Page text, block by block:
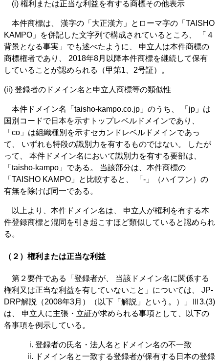
(i) 権利または正当な利益を有する商標その他表示
本件商標は、 漢字の「大正漢方」とローマ字の「TAISHO
KAMPO」を併記した文字列で構成されているところ、 「４
背景となる事実」でも述べたように、 申立人は本件商標の
商標権者であり、 2018年8月以降本件商標を継続して保有
していることが認められる（甲第1、2号証）。
(ii) 登録者のドメイン名と申立人商標等の類似性
本件ドメイン名「taisho-kampo.co.jp」のうち、 「jp」は
国別コードで日本を示すトップレベルドメインであり、
「co」は組織種別を示すセカンドレベルドメインであっ
て、 いずれも特段の識別力を有するものではない。 したが
って、 本件ドメイン名において識別力を有する要部は、
「taisho-kampo」である。 当該部分は、本件商標の
「TAISHO KAMPO」と比較すると、 「‐」（ハイフン）の
有無を除けば同一である。
以上より、本件ドメイン名は、 申立人が権利を有する本
件登録商標と混同を引き起こすほど類似していると認められ
る。
（２）権利または正当な利益
第２要件である「登録者が、 当該ドメイン名に関係する
権利又は正当な利益を有していないこと」については、 JP-
DRP解説（2008年3月）（以下「解説」という。）」Ⅲ3.(3)
は、 申立人に主張・立証が求められる事項として、以下の
各事項を例示している。
登録者の氏名・法人名とドメイン名の不一致
ドメイン名と一致する登録者が保有する日本の登録